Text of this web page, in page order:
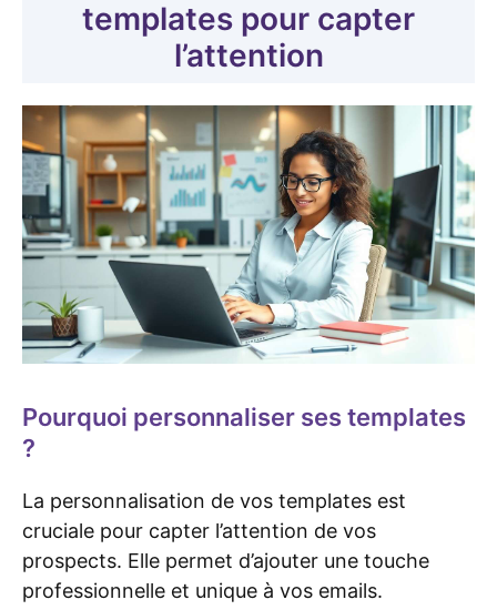
templates pour capter
l’attention
Pourquoi personnaliser ses templates
?
La personnalisation de vos templates est
cruciale pour capter l’attention de vos
prospects. Elle permet d’ajouter une touche
professionnelle et unique à vos emails.